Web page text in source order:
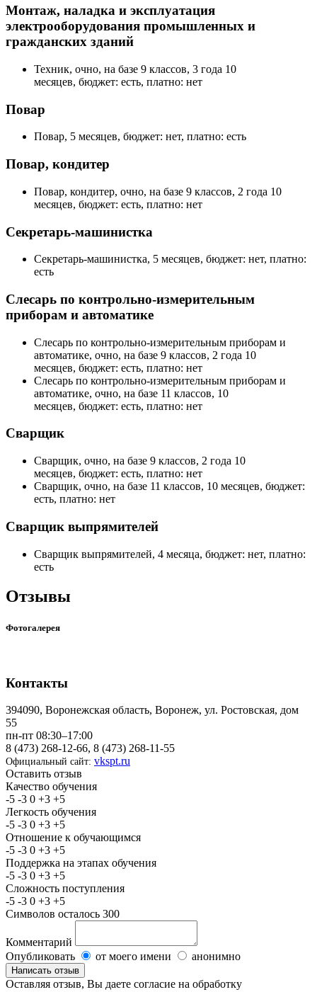
Монтаж, наладка и эксплуатация
электрооборудования промышленных и
гражданских зданий
Техник, очно, на базе 9 классов, 3 года 10
месяцев, бюджет: есть, платно: нет
Повар
Повар, 5 месяцев, бюджет: нет, платно: есть
Повар, кондитер
Повар, кондитер, очно, на базе 9 классов, 2 года 10
месяцев, бюджет: есть, платно: нет
Секретарь-машинистка
Секретарь-машинистка, 5 месяцев, бюджет: нет, платно:
есть
Слесарь по контрольно-измерительным
приборам и автоматике
Слесарь по контрольно-измерительным приборам и
автоматике, очно, на базе 9 классов, 2 года 10
месяцев, бюджет: есть, платно: нет
Слесарь по контрольно-измерительным приборам и
автоматике, очно, на базе 11 классов, 10
месяцев, бюджет: есть, платно: нет
Сварщик
Сварщик, очно, на базе 9 классов, 2 года 10
месяцев, бюджет: есть, платно: нет
Сварщик, очно, на базе 11 классов, 10 месяцев, бюджет:
есть, платно: нет
Сварщик выпрямителей
Сварщик выпрямителей, 4 месяца, бюджет: нет, платно:
есть
Отзывы
Фотогалерея
Контакты
394090, Воронежская область, Воронеж, ул. Ростовская, дом
55
пн-пт 08:30–17:00
8 (473) 268-12-66, 8 (473) 268-11-55
Официальный сайт: vkspt.ru
Оставить отзыв
Качество обучения
-5 -3 0 +3 +5
Легкость обучения
-5 -3 0 +3 +5
Отношение к обучающимся
-5 -3 0 +3 +5
Поддержка на этапах обучения
-5 -3 0 +3 +5
Сложность поступления
-5 -3 0 +3 +5
Символов осталось 300
Комментарий
Опубликовать
от моего имени анонимно
Оставляя отзыв, Вы даете согласие на обработку